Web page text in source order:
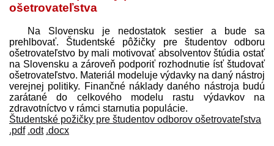
ošetrovateľstva
Na Slovensku je nedostatok sestier a bude sa
prehlbovať. Študentské pôžičky pre študentov odboru
ošetrovateľstvo by mali motivovať absolventov štúdia ostať
na Slovensku a zároveň podporiť rozhodnutie ísť študovať
ošetrovateľstvo. Materiál modeluje výdavky na daný nástroj
verejnej politiky. Finančné náklady daného nástroja budú
zarátané do celkového modelu rastu výdavkov na
zdravotníctvo v rámci starnutia populácie.
Študentské požičky pre študentov odborov ošetrovateľstva
.pdf .odt .docx